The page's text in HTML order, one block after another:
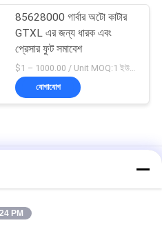
85628000 গার্বার অটো কাটার
GTXL এর জন্য ধারক এবং
প্রেসার ফুট সমাবেশ
যোগাযোগ
GTXL টেক্সটাইল মেশিন 86545000
স্প্রিং সহ (রিপাবলিক ব্লোয়ার্স)
ব্রাশ এনপ্রোটেক এইচ # এল 00286-1
PM